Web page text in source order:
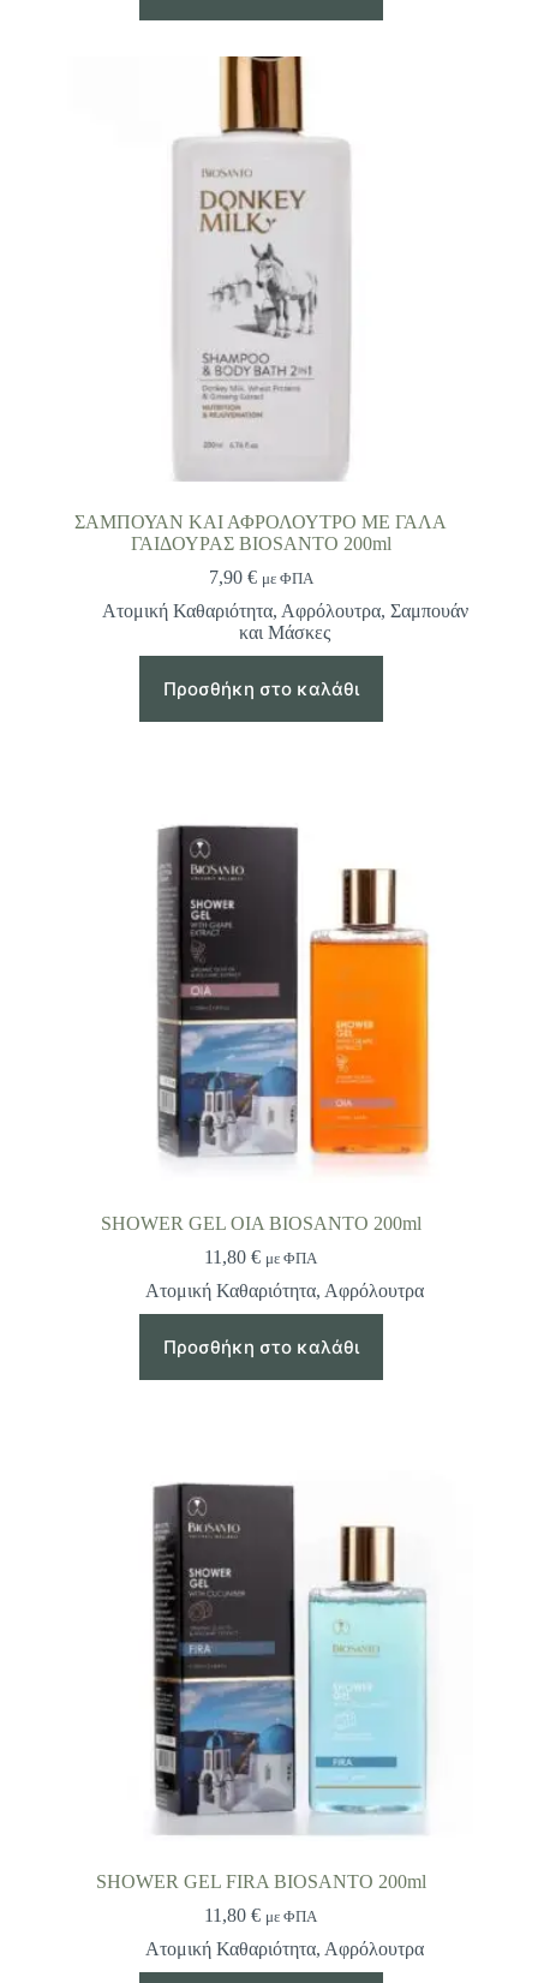
ΣΑΜΠΟΥΑΝ ΚΑΙ ΑΦΡΟΛΟΥΤΡΟ ΜΕ ΓΑΛΑ
ΓΑΙΔΟΥΡΑΣ BIOSANTO 200ml
7,90 € με ΦΠΑ
Ατομική Καθαριότητα, Αφρόλουτρα, Σαμπουάν
και Μάσκες
Προσθήκη στο καλάθι
SHOWER GEL OIA BIOSANTO 200ml
11,80€ με ΦΠΑ
Ατομική Καθαριότητα, Αφρόλουτρα
Προσθήκη στο καλάθι
SHOWER GEL FIRA BIOSANTO 200ml
11,80€ με ΦΠΑ
Ατομική Καθαριότητα,Αφρόλουτρα